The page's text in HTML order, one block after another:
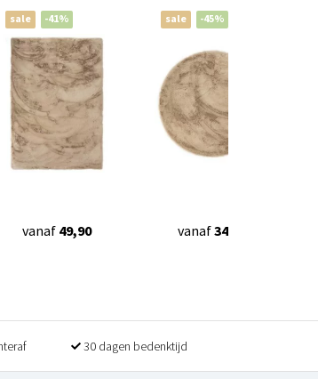
sale -41%
vanaf 49,90
sale -45%
vanaf34,90
30 dagen bedenktijd